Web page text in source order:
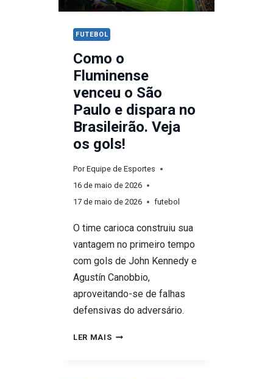
E
COM
5
DO
FLA
FUTEBOL
Como o
Fluminense
venceu o São
Paulo e dispara no
Brasileirão. Veja
os gols!
Por Equipe de Esportes
16 de maio de 2026
17 de maio de 2026
futebol
O time carioca construiu sua
vantagem no primeiro tempo
com gols de John Kennedy e
Agustín Canobbio,
aproveitando-se de falhas
defensivas do adversário.
LER MAISCOMO